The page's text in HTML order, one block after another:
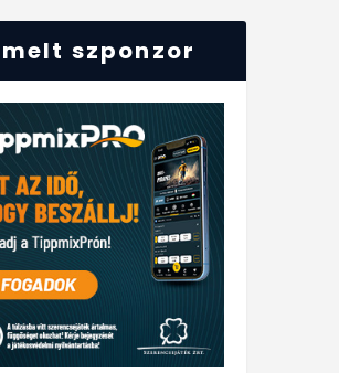
szponzor